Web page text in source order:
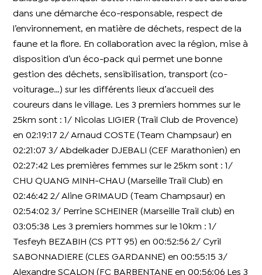
dans une démarche éco-responsable, respect de
l’environnement, en matière de déchets, respect de la
faune et la flore. En collaboration avec la région, mise à
disposition d’un éco-pack qui permet une bonne
gestion des déchets, sensibilisation, transport (co-
voiturage…) sur les différents lieux d’accueil des
coureurs dans le village.
Les 3 premiers hommes sur le
25km sont : 1/ Nicolas LIGIER (Trail Club de Provence)
en 02:19:17 2/ Arnaud COSTE (Team Champsaur) en
02:21:07 3/ Abdelkader DJEBALI (CEF Marathonien) en
02:27:42 Les premières femmes sur le 25km sont : 1/
CHU QUANG MINH-CHAU (Marseille Trail Club) en
02:46:42 2/ Aline GRIMAUD (Team Champsaur) en
02:54:02 3/ Perrine SCHEINER (Marseille Trail club) en
03:05:38 Les 3 premiers hommes sur le 10km : 1/
Tesfeyh BEZABIH (CS PTT 95) en 00:52:56 2/ Cyril
SABONNADIERE (CLES GARDANNE) en 00:55:15 3/
Alexandre SCALON (FC BARBENTANE en 00:56:06 Les 3